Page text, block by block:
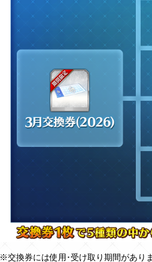
※交換券には使用･受け取り期間があり